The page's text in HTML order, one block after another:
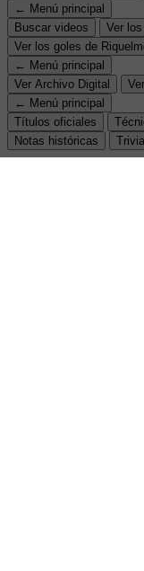
← Menú principal
Buscar videos
Ver
Ver los goles de
← Menú principal
Ver Archivo Digital
← Menú principal
Títulos oficiales
Notas históricas
Trivia